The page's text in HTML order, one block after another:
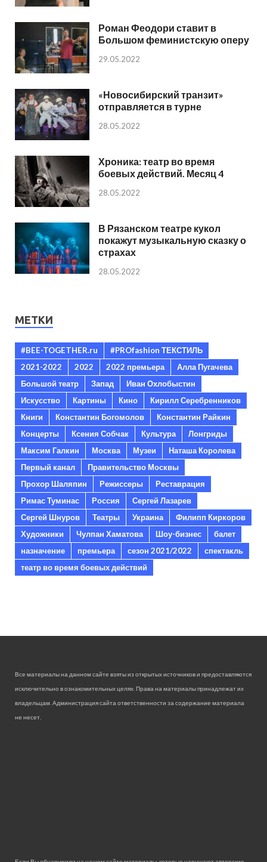
Роман Феодори ставит в
Большом феминистскую оперу
29.05.2022
«Новосибирский транзит»
отправляется в турне
28.05.2022
Хроника: театр во время
боевых действий. Месяц 4
28.05.2022
В Рязанском театре кукол
покажут музыкальную сказку о
страхах
28.05.2022
МЕТКИ
#BEE-TOGETHER.ru
#PROfashion ТЕКСТИЛЬ
2021-2022
2022 2022 премьера
Алла Пугачева
Большой театр
Запад
Иван Охлобыстин
Искусство
Картины Кино
Кирилл Серебренников
Книги
Константин Богомолов
Константин Райкин
Концерты
Ксения Собчак Культура
Лонгриды
Максим Галкин
Москва Музеи
Наташа Королева
Первый канал
Правительство Москвы
Прохор Шаляпин
Режиссеры
Реставрация
Римас Туминас
Россия
Сергей Лазарев
Сергей Шнуров
Театры Украина
Филипп Киркоров
Художники
Чулпан Хаматова Шоу-бизнес
балет
назначение
премьера сезон 2021/2022
спектакль
театр во время боевых действий
Все материалы на данном сайте взяты из открытых источников и предоставляются
исключительно в ознакомительных целях. Права на материалы принадлежат их
владельцам. Администрация сайта ответственности за содержание материала
не несет.